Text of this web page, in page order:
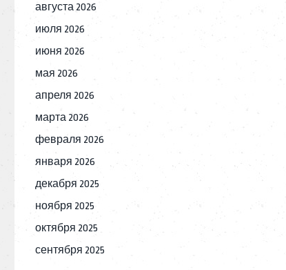
августа 2026
июля 2026
июня 2026
мая 2026
апреля 2026
марта 2026
февраля 2026
января 2026
декабря 2025
ноября 2025
октября 2025
сентября 2025